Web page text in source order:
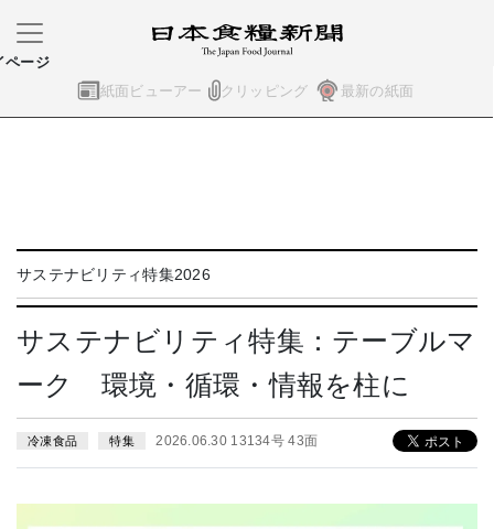
紙面ビューアー クリッピング 最新の紙面
ページ
サステナビリティ特集2026
サステナビリティ特集：テーブルマ
ーク 環境・循環・情報を柱に
冷凍食品 特集 2026.06.30 13134号 43面